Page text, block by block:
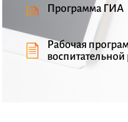
Программа ГИА
Рабочая
воспитательной